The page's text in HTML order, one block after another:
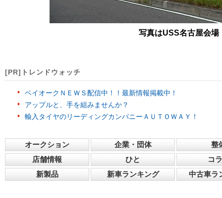
写真はUSS名古屋会場
[PR]トレンドウォッチ
ベイオークＮＥＷＳ配信中！！最新情報掲載中！
アップルと、手を組みませんか？
輸入タイヤのリーディングカンパニーＡＵＴＯＷＡＹ！
オークション 企業・団体
整
店舗情報
ひと
コ
新製品
新車ランキング 中古車ラ